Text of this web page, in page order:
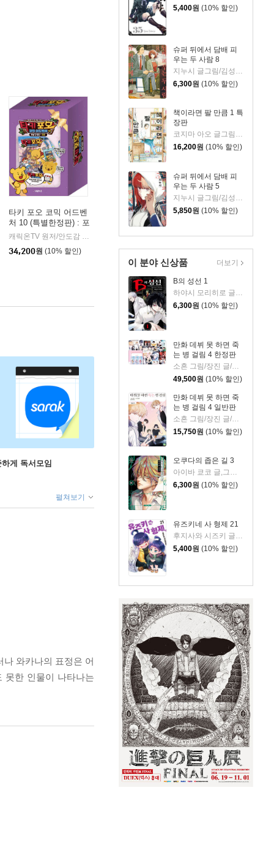
5,400원 (10% 할인)
슈퍼 뒤에서 담배 피
우는 두 사람 8
6,300원 (10% 할인)
책이라면 팔 만큼 1 특
장판
코지마 아오 글그림/장혜영 역
16,200원 (10% 할인)
슈퍼 뒤에서 담배 피
우는 두 사람 5
지누시 글그림/김성래 역
5,850원 (10% 할인)
이 분야 신상품
B의 성선 1
6,300원 (10% 할인)
만화 데뷔 못 하면 죽
는 병 걸림 4 한정판
소흔 그림/장진 글/백덕수 원저
49,500원 (10% 할인)
만화 데뷔 못 하면 죽
는 병 걸림 4 일반판
소흔 그림/장진 글/백덕수 원저
15,750원 (10% 할인)
오쿠다의 좁은 길 3
아이바 쿄코 글,그림/이소정 역
6,300원 (10% 할인)
유즈키네 사 형제 21
5,400원 (10% 할인)
더보기
타키 포오 코믹 어드벤
처 10 (특별한정판) : 포
오
캐릭온TV 원저/안도감 글/김규태 그림 | 대원씨아이(단행)(대원키즈)
34,200원 (10% 할인)
게 독서모임
펼쳐보기
와카나의 표정은 어
한 인물이 나타나는